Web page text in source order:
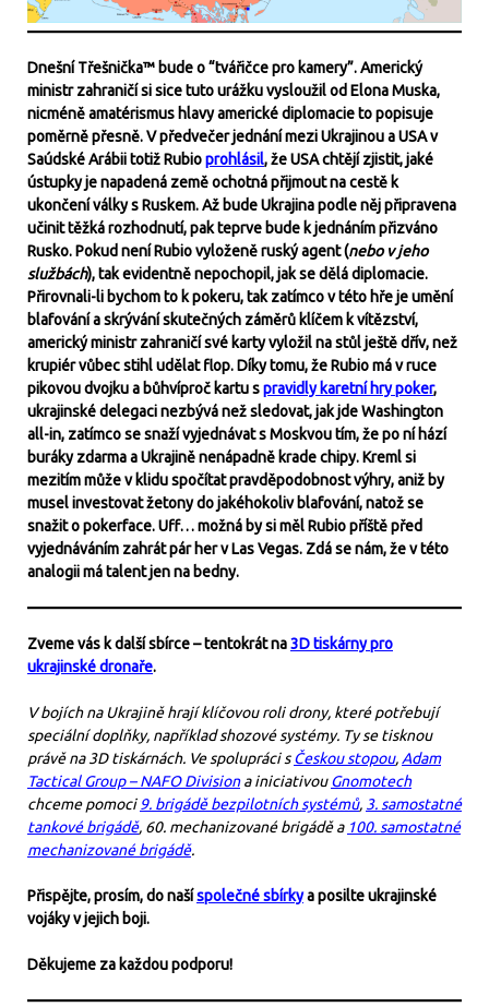
Dnešní Třešnička™ bude o “tvářičce pro kamery”. Americký
ministr zahraničí si sice tuto urážku vysloužil od Elona Muska,
nicméně amatérismus hlavy americké diplomacie to popisuje
poměrně přesně. V předvečer jednání mezi Ukrajinou a USA v
Saúdské Arábii totiž Rubioprohlásil, že USA chtějí zjistit, jaké
ústupky je napadená země ochotná přijmout na cestě k
ukončení války s Ruskem. Až bude Ukrajina podle něj připravena
učinit těžká rozhodnutí, pak teprve bude k jednáním přizváno
Rusko. Pokud není Rubio vyloženě ruský agent (nebo v jeho
službách), tak evidentně nepochopil, jak se dělá diplomacie.
Přirovnali-li bychomto k pokeru, tak zatímco v této hře je umění
blafování a skrývání skutečných záměrů klíčem k vítězství,
americký ministr zahraničí své karty vyložil na stůl ještě dřív, než
krupiér vůbec stihl udělat flop. Díky tomu, že Rubio má v ruce
pikovou dvojku a bůhvíproč kartu spravidly karetní hry poker,
ukrajinské delegaci nezbývá než sledovat, jak jde Washington
all-in, zatímco se snaží vyjednávat s Moskvou tím, že po ní hází
buráky zdarma a Ukrajině nenápadně krade chipy. Kreml si
mezitím může v klidu spočítat pravděpodobnost výhry, aniž by
musel investovat žetony do jakéhokoliv blafování, natož se
snažit o pokerface. Uff… možná by si měl Rubio příště před
vyjednáváním zahrát pár her v Las Vegas. Zdá se nám, že v této
analogii má talent jen na bedny.
Zveme vás k další sbírce – tentokrát na3D tiskárny pro
ukrajinské dronaře.
V bojích na Ukrajině hrají klíčovou roli drony, které potřebují
speciální doplňky, například shozové systémy. Ty se tisknou
právě na 3D tiskárnách. Ve spolupráci sČeskou stopou,Adam
Tactical Group – NAFO Divisiona iniciativouGnomotech
chceme pomoci9. brigádě bezpilotních systémů, 3. samostatné
tankové brigádě, 60. mechanizované brigádě a 100. samostatné
mechanizované brigádě.
Přispějte, prosím, do našíspolečné sbírkya posilte ukrajinské
vojáky v jejich boji.
Děkujeme za každou podporu!